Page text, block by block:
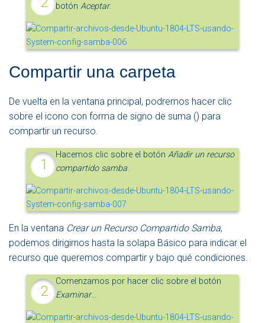
botónAceptar.
Compartir una carpeta
De vuelta en la ventana principal, podremos hacer clic
sobre el icono con forma de signo de suma () para
compartir un recurso.
Hacemos clic sobre el botónAñadir un recurso
compartido samba.
En la ventana Crear un Recurso Compartido Samba,
podemos dirigirnos hasta la solapa Básico para indicar el
recurso que queremos compartir y bajo qué condiciones.
Comenzamos por hacer clic sobre el botón
Examinar…